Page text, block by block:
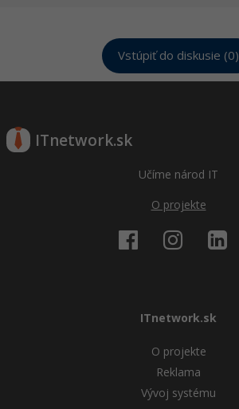
Vstúpiť do diskusie (0)
ITnetwork.sk
Učíme národ IT
O projekte
ITnetwork.sk
O projekte
Reklama
Vývoj systému